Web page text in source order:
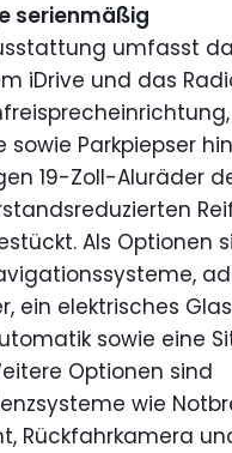
serienmäßig
umfasst
iDrive und das
sowie Parkpiepser
19-Zoll-Aluräder
Als Optionen
ein elektrisches
sowie eine
Optionen sind
wie
Rückfahrkamera